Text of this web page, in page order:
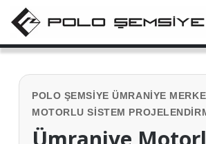
İçereği Atla
POLO ŞEMSIYE ÜMRANIYE
MOTORLU SISTEM